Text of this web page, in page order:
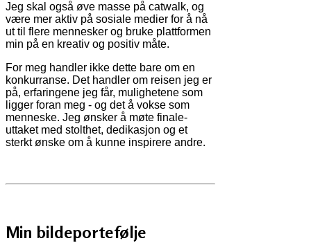
Jeg skal også øve masse på catwalk, og
være mer aktiv på sosiale medier for å nå
ut til flere mennesker og bruke plattformen
min på en kreativ og positiv måte.
For meg handler ikke dette bare om en
konkurranse. Det handler om reisen jeg er
på, erfaringene jeg får, mulighetene som
ligger foran meg - og det å vokse som
menneske. Jeg ønsker å møte finale-
uttaket med stolthet, dedikasjon og et
sterkt ønske om å kunne inspirere andre.
Min bildeportefølje